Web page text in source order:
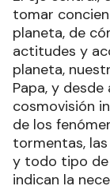
tomar
planeta, de
actitudes y
planeta,
Papa, y
cosmovisión
de los
tormentas,
y todo tipo de
indican la